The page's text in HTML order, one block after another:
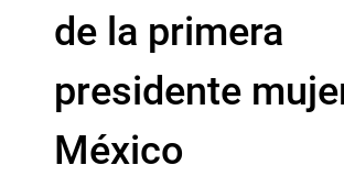
de la primera
presidente
México